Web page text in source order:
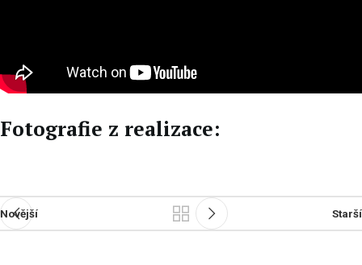
Fotografie z realizace:
Novější Starší